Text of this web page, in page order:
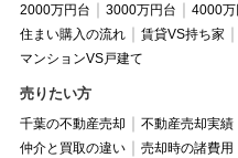
2000万円台
3000万円台 4000万
住まい購入の流れ
賃貸VS持ち家
マンションVS戸建て
売りたい方
千葉の不動産売却 不動産売却実績
仲介と買取の違い
売却時の諸費用